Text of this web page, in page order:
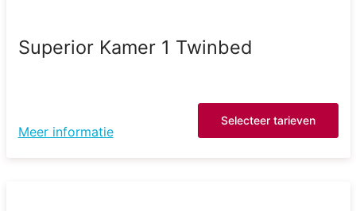
Superior Kamer 1 Twinbed
Meer informatie
Selecteer tarieven